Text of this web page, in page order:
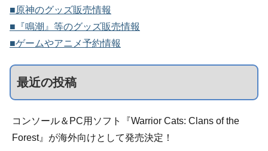
■原神のグッズ販売情報
■『鳴潮』等のグッズ販売情報
■ゲームやアニメ予約情報
最近の投稿
コンソール＆PC用ソフト『Warrior Cats: Clans of the
Forest』が海外向けとして発売決定！